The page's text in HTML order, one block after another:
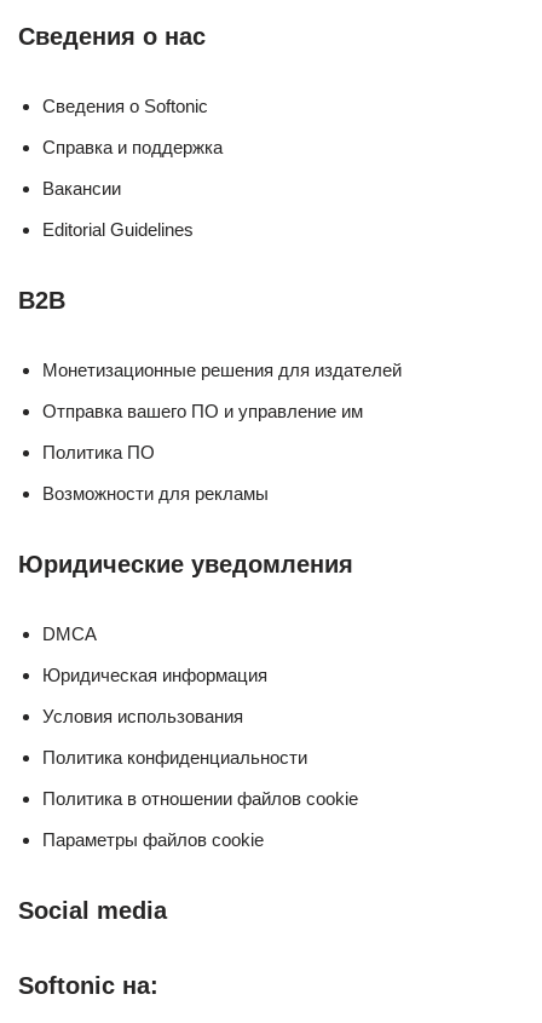
Сведения о нас
Сведения о Softonic
Справка и поддержка
Вакансии
Editorial Guidelines
B2B
Монетизационные решения для издателей
Отправка вашего ПО и управление им
Политика ПО
Возможности для рекламы
Юридические уведомления
DMCA
Юридическая информация
Условия использования
Политика конфиденциальности
Политика в отношении файлов cookie
Параметры файлов cookie
Social media
Softonic на: